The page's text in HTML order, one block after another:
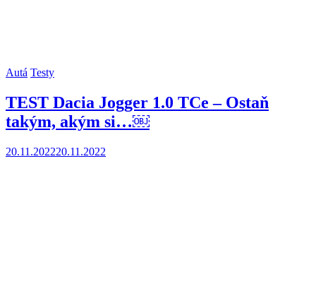
Autá Testy
TEST Dacia Jogger 1.0 TCe – Ostaň
takým, akým si…￼
20.11.202220.11.2022